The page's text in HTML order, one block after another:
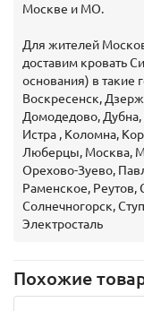
Москве и МО.
Для жителей
доставим кровать
основания) в такие
Воскресенск,
Домодедово, Дубна,
Истра , Коломна,
Люберцы, Москва,
Орехово-Зуево,
Раменское, Реутов,
Солнечногорск,
Электросталь
Похожие